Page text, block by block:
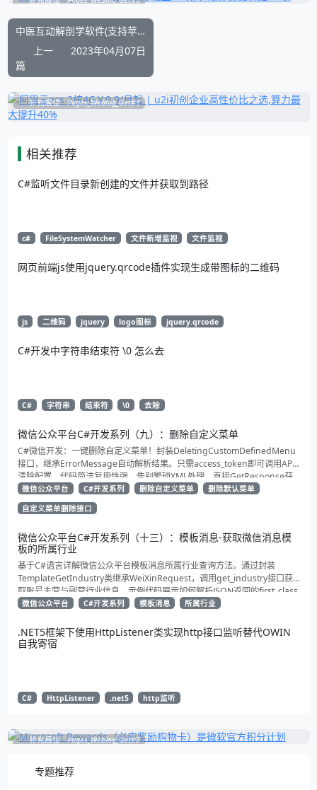
中医互动解剖学软件(支持苹果系统macOS)ADAMInteractive Anatomy3
上一
篇
2023年04月07日
补充展位 Pages_Weblog_Get#1
相关推荐
C#监听文件目录新创建的文件并获取到路径
c# FileSystemWatcher 文件新增监视 文件监视
网页前端js使用jquery.qrcode插件实现生成带图标的二维码
js 二维码 jquery logo图标 jquery.qrcode
C#开发中字符串结束符 \0 怎么去
C# 字符串 结束符 \0 去除
微信公众平台C#开发系列（九）：删除自定义菜单
C#微信开发：一键删除自定义菜单！封装DeletingCustomDefinedMenu
接口，继承ErrorMessage自动解析结果。只需access_token即可调用API
清除配置。代码简洁复用性强，告别繁琐XML处理，直接GetResponse获
取状态。适合动态管理公众号的开发者，建议收藏备用！
微信公众平台 C#开发系列 删除自定义菜单
删除默认菜单
自定义菜单删除接口
微信公众平台C#开发系列（十三）：模板消息-获取微信消息模
板的所属行业
基于C#语言详解微信公众平台模板消息所属行业查询方法。通过封装
TemplateGetIndustry类继承WeiXinRequest，调用get_industry接口获
取账号主营与副营行业信息。示例代码展示如何解析JSON返回的first_class
与second_class数据，为开发者提供合规通知场景开发支持
微信公众平台 C#开发系列 模板消息 所属行业
.NET5框架下使用HttpListener类实现http接口监听替代OWIN
自我寄宿
C# HttpListener .net5 http监听
补充展位 Pages_Weblog_Get#2
专题推荐